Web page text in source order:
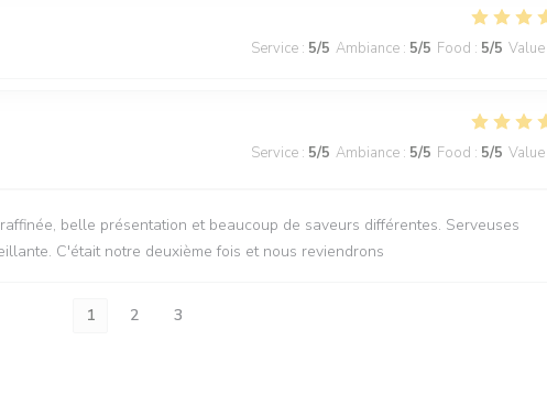
Service : 5/5 Ambiance : 5/5 Food : 5/5 Value
Service : 5/5 Ambiance : 5/5 Food : 5/5 Value
belle présentation et beaucoup de saveurs différentes. Serveuses
C'était notre deuxième fois et nous reviendrons
1 2 3